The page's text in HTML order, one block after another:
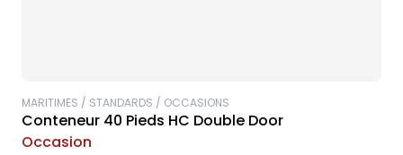
MARITIMES / STANDARDS / OCCASIONS
Conteneur 40 Pieds HC Double Door
Occasion